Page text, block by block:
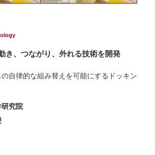
き、つながり、外れる技術を開発
自律的な組み替えを可能にするドッキン
研究院